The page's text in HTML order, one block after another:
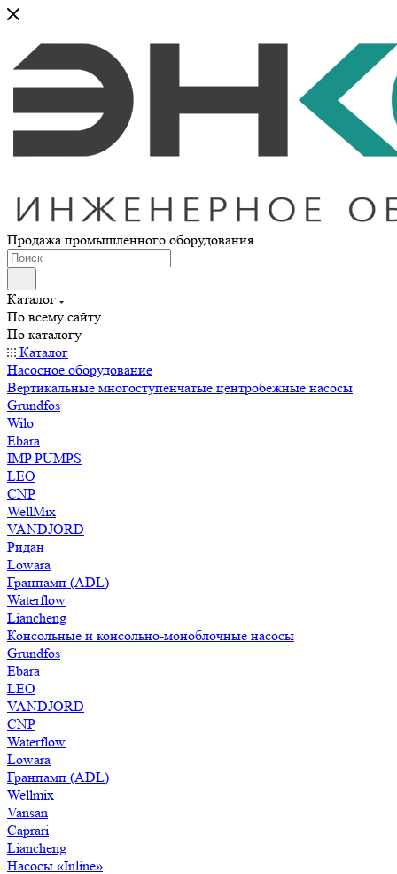
Продажа промышленного оборудования
Каталог
По всему сайту
По каталогу
Каталог
Насосное оборудование
Вертикальные многоступенчатые центробежные насосы
Grundfos
Wilo
Ebara
IMP PUMPS
LEO
CNP
WellMix
VANDJORD
Ридан
Lowara
Гранпамп (ADL)
Waterflow
Liancheng
Консольные и консольно-моноблочные насосы
Grundfos
Ebara
LEO
VANDJORD
CNP
Waterflow
Lowara
Гранпамп (ADL)
Wellmix
Vansan
Caprari
Liancheng
Насосы «Inline»